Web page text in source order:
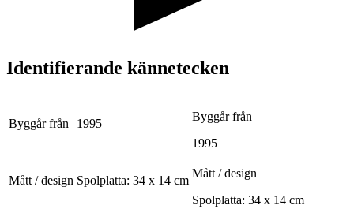
Identifierande kännetecken
Byggår från 1995
Byggår från
1995
Mått / design Spolplatta: 34 x 14 cm
Mått / design
Spolplatta: 34 x 14 cm